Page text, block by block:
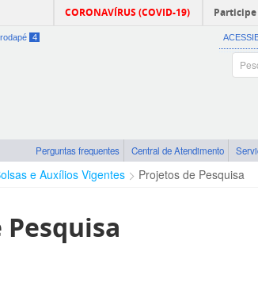
CORONAVÍRUS (COVID-19) Participe
4
Perguntas frequentes Central de Atendimento
e Auxílios Vigentes Projetos de Pesquisa